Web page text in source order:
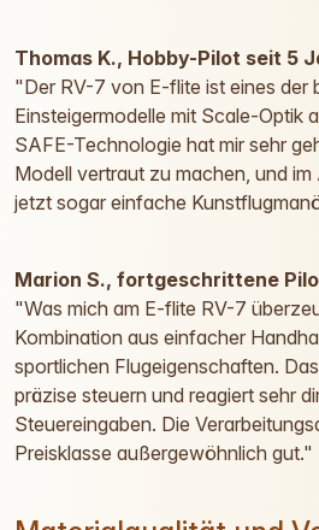
Thomas K., Hobby-Pilot seit 5
"Der RV-7 von E-flite ist eines der
Einsteigermodelle mit Scale-Optik
SAFE-Technologie hat mir sehr
Modell vertraut zu machen, und
jetzt sogar einfache
Marion S., fortgeschrittene
"Was mich am E-flite RV-7
Kombination aus einfacher
sportlichen Flugeigenschaften.
präzise steuern und reagiert sehr
Steuereingaben. Die
Preisklasse außergewöhnlich gut."